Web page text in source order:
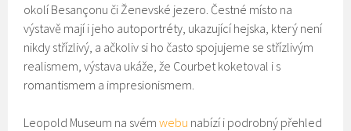
okolí Besançonu či Ženevské jezero. Čestné místo na
výstavě mají i jeho autoportréty, ukazující hejska, který není
nikdy střízlivý, a ačkoliv si ho často spojujeme se střízlivým
realismem, výstava ukáže, že Courbet koketoval i s
romantismem a impresionismem.
Leopold Museum na svémwebu nabízí i podrobný přehled